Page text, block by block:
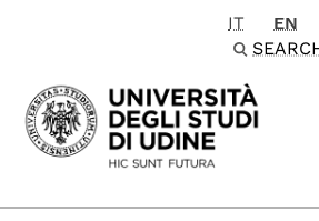
Passa al contenuto
IT EN